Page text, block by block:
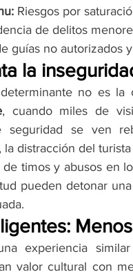
Riesgos por
de delitos
guías no autorizados
la
no es la
, cuando miles de
seguridad se ven
la distracción del
timos y abusos en
pueden detonar
experiencia
valor cultural con